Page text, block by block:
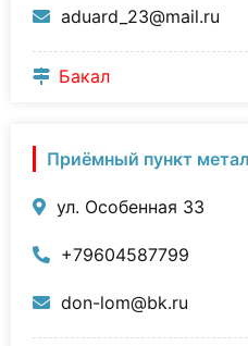
aduard_23@mail.ru
Бакал
Приёмный пункт
ул. Особенная 33
+79604587799
don-lom@bk.ru